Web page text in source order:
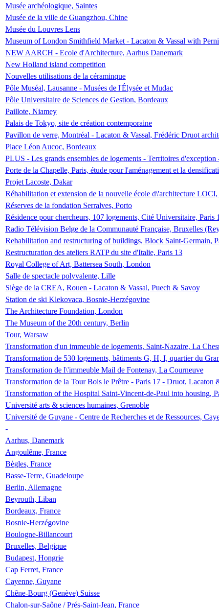
Musée archéologique, Saintes
Musée de la ville de Guangzhou, Chine
Musée du Louvres Lens
Museum of London Smithfield Market - Lacaton & Vassal with
NEW AARCH - Ecole d'Architecture, Aarhus Danemark
New Holland island competition
Nouvelles utilisations de la céraminque
Pôle Muséal, Lausanne - Musées de l'Élysée et Mudac
Pôle Universitaire de Sciences de Gestion, Bordeaux
Paillote, Niamey
Palais de Tokyo, site de création contemporaine
Pavillon de verre, Montréal - Lacaton & Vassal, Frédéric Druot
Place Léon Aucoc, Bordeaux
PLUS - Les grands ensembles de logements - Territoires
Porte de la Chapelle, Paris, étude pour l'aménagement et la
Projet Lacoste, Dakar
Réhabilitation et extension de la nouvelle école d\'architecture
Réserves de la fondation Serralves, Porto
Résidence pour chercheurs, 107 logements, Cité Universitaire, Paris
Radio Télévision Belge de la Communauté Française, Bruxelles
Rehabilitation and restructuring of buildings, Block Saint-Germain,
Restructuration des ateliers RATP du site d'Italie, Paris 13
Royal College of Art, Battersea South, London
Salle de spectacle polyvalente, Lille
Siège de la CREA, Rouen - Lacaton & Vassal, Puech & Savoy
Station de ski Klekovaca, Bosnie-Herzégovine
The Architecture Foundation, London
The Museum of the 20th century, Berlin
Tour, Warsaw
Transformation d'un immeuble de logements, Saint-Nazaire, La
Transformation de 530 logements, bâtiments G, H, I, quartier du
Transformation de l\'immeuble Mail de Fontenay, La Courneuve
Transformation de la Tour Bois le Prêtre - Paris 17 - Druot, Lacaton
Transformation of the Hospital Saint-Vincent-de-Paul into housing,
Université arts & sciences humaines, Grenoble
Université de Guyane - Centre de Recherches et de Ressources,
-
Aarhus, Danemark
Angoulême, France
Bègles, France
Basse-Terre, Guadeloupe
Berlin, Allemagne
Beyrouth, Liban
Bordeaux, France
Bosnie-Herzégovine
Boulogne-Billancourt
Bruxelles, Belgique
Budapest, Hongrie
Cap Ferret, France
Cayenne, Guyane
Chêne-Bourg (Genève) Suisse
Chalon-sur-Saône / Prés-Saint-Jean, France